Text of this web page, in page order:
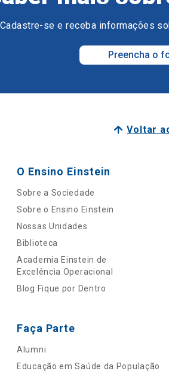
Cadastre-se e receba informações
Preencha o
Voltar
O Ensino Einstein
Sobre a Sociedade
Sobre o Ensino Einstein
Nossas Unidades
Biblioteca
Academia Einstein de
Excelência Operacional
Blog Fique por Dentro
Faça Parte
Alumni
Educação em Saúde da População